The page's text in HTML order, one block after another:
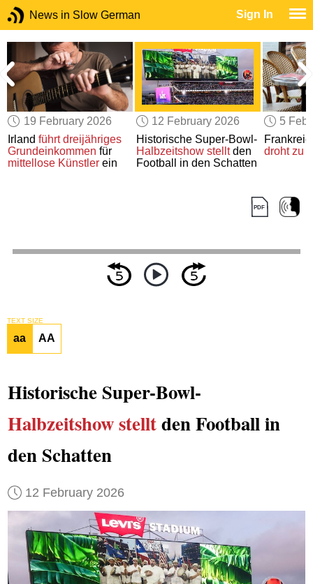
News in Slow German Sign In
19 February 2026
Irlandführt dreijähriges
Grundeinkommen für
mittellose Künstler ein
12 February 2026
Historische Super-Bowl-
Halbzeitshow stelltden
Football in den Schatten
5
droht zu
TEXT SIZE
aa AA
Historische Super-Bowl-
Halbzeitshowstelltden Football in
den Schatten
12 February 2026